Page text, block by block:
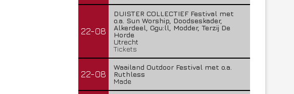
22-08
DUISTER COLLECTIEF Festival met
o.a. Sun Worship, Doodseskader,
Alkerdeel, Ggu:ll, Modder, Terzij De
Horde
Utrecht
Tickets
22-08
Waailand Outdoor Festival met o.a.
Ruthless
Made